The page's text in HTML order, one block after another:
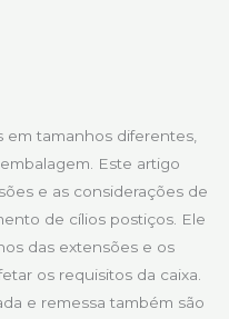
em tamanhos diferentes,
Este artigo
e as considerações de
de cílios postiços. Ele
das extensões e os
os requisitos da caixa.
e remessa também são